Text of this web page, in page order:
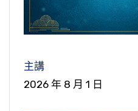
主講
2026 年 8 月 1 日